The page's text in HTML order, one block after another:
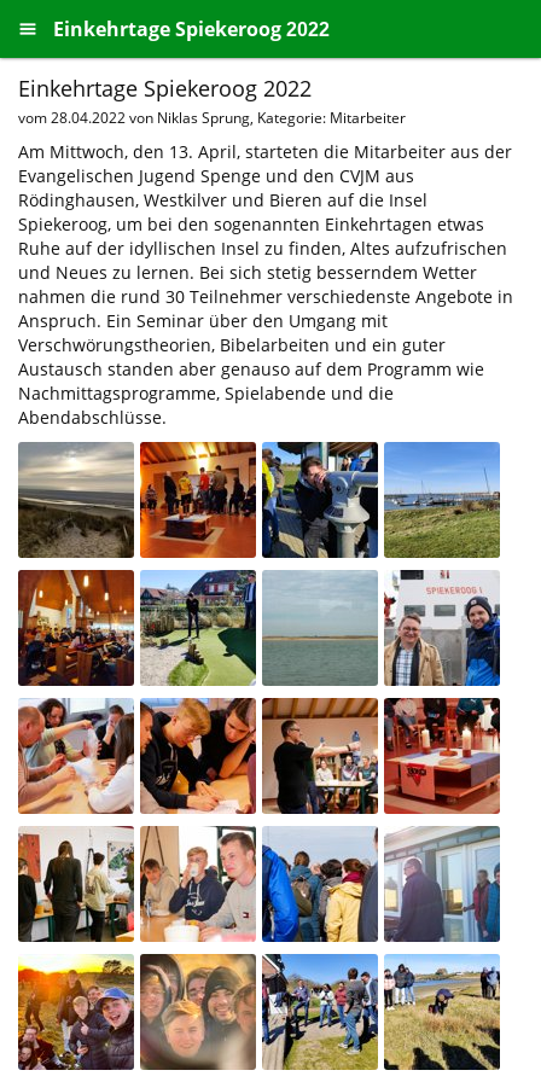
Einkehrtage Spiekeroog 2022
Einkehrtage Spiekeroog 2022
vom28.04.2022von Niklas Sprung, Kategorie: Mitarbeiter
Am Mittwoch, den 13. April, starteten die Mitarbeiter aus der
Evangelischen Jugend Spenge und den CVJM aus
Rödinghausen, Westkilver und Bieren auf die Insel
Spiekeroog, um bei den sogenannten Einkehrtagen etwas
Ruhe auf der idyllischen Insel zu finden, Altes aufzufrischen
und Neues zu lernen. Bei sich stetig besserndem Wetter
nahmen die rund 30 Teilnehmer verschiedenste Angebote in
Anspruch. Ein Seminar über den Umgang mit
Verschwörungstheorien, Bibelarbeiten und ein guter
Austausch standen aber genauso auf dem Programm wie
Nachmittagsprogramme, Spielabende und die
Abendabschlüsse.